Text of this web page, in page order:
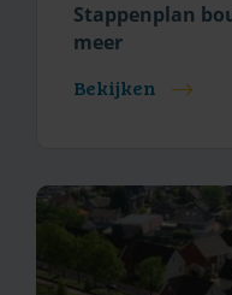
Stappenplan
meer
Bekijken